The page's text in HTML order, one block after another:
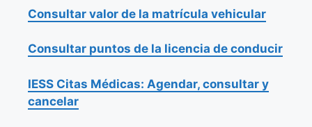
Consultar valor de la matrícula vehicular
Consultar puntos de la licencia de conducir
IESS Citas Médicas: Agendar, consultar y
cancelar